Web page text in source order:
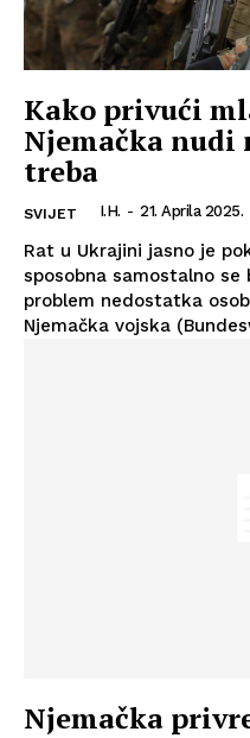
Kako privući
Njemačka nudi
treba
SVIJET I.H. - 21. Aprila 2025.
Rat u Ukrajini jasno je
sposobna samostalno
problem nedostatka
Njemačka vojska
Njemačka